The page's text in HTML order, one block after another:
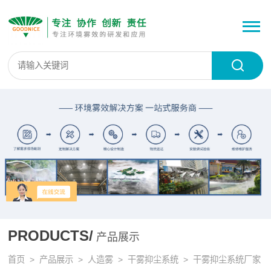
PRODUCTS/ 产品展示
首页 > 产品展示 > 人造雾 >干雾抑尘系统 > 干雾抑尘系统厂家